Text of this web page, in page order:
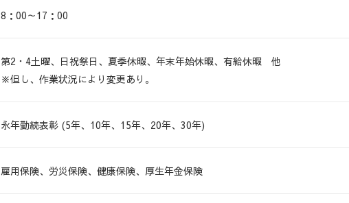
8：00～17：00
第2・4土曜、日祝祭日、夏季休暇、年末年始休暇、有給休暇 他
※但し、作業状況により変更あり。
永年勤続表彰 (5年、10年、15年、20年、30年)
雇用保険、労災保険、健康保険、厚生年金保険